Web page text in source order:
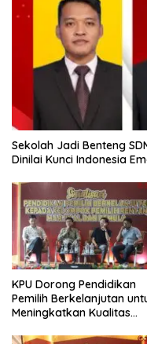
Sekolah Jadi Benteng
Dinilai Kunci Indonesia
KPU Dorong Pendidikan
Pemilih Berkelanjutan
Meningkatkan Kualitas